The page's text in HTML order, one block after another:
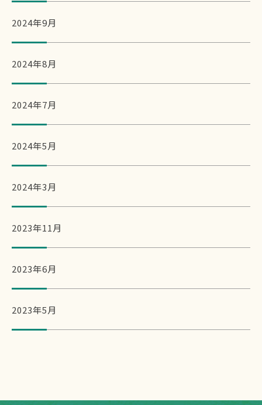
2024年9月
2024年8月
2024年7月
2024年5月
2024年3月
2023年11月
2023年6月
2023年5月